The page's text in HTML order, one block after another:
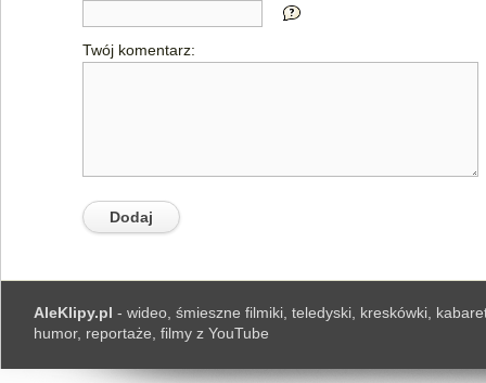
Twój komentarz:
AleKlipy.pl - wideo, śmieszne filmiki, teledyski, kreskówki,
humor, reportaże, filmy z YouTube